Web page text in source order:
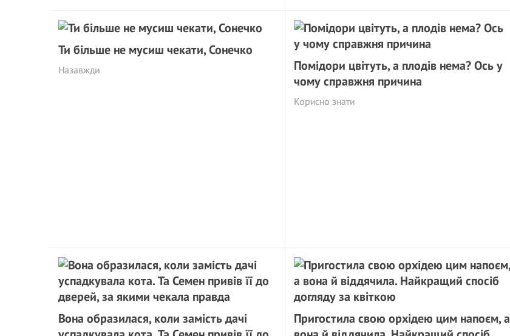
Ти більше не мусиш чекати, Сонечко
Назавжди
Помідори цвітуть, а плодів нема? Ось у
чому справжня причина
Корисно знати
Вона образилася, коли замість дачі
Пригостила свою орхідею цим напоєм, а